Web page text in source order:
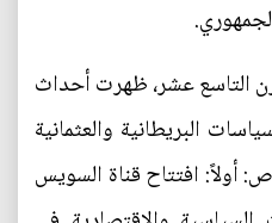
التاسع عشر، ظهرت أحداث
البريطانية والعثمانية
أولاً: افتتاح قناة السويس